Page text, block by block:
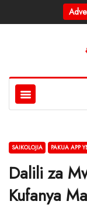
SAIKOLOJIA PAKUA APP
Dalili za
Kufanya